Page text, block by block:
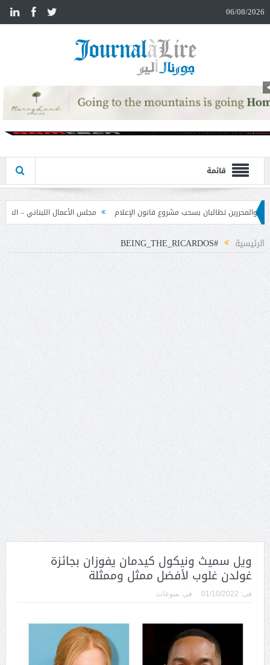
06/08/2026
قائمة
قانون الإعلام مجلس الأعمال اللبناني – السوري تابع نتائج زيارة دمشق
الرئيسية #BEING_THE_RICARDOS
ويل سميث ونيكول كيدمان يفوزان بجائزة
غولدن غلوب لأفضل ممثل وممثلة
فى: 01/10/2022 فى: منوعات